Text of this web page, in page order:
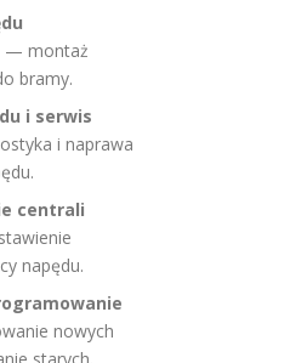
— montaż
bramy.
i serwis
i naprawa
centrali
napędu.
nowych